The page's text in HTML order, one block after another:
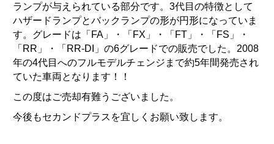
ランプが与えられている部分です。3代目の特徴として
ハザードランプとバックランプの形が円形になっていま
す。グレードは「FA」・「FX」・「FT」・「FS」・
「RR」・「RR-DI」の6グレードでの販売でした。2008
年の4代目へのフルモデルチェンジまで約5年間発売され
ていた車両となります！！
この度はご売却有難うございました。
今後もセカンドプラスを宜しくお願い致します。